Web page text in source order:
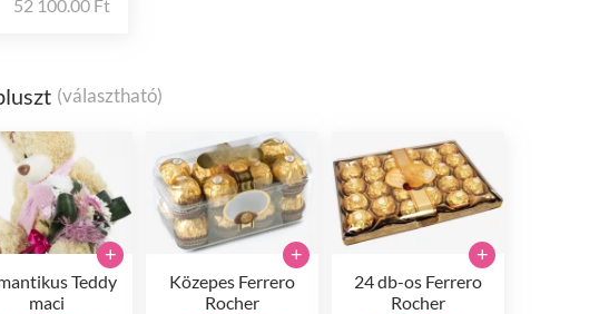
52 100.00 Ft
(választható)
Teddy
maci
+
Közepes Ferrero
Rocher
+
24 db-os Ferrero
Rocher
+